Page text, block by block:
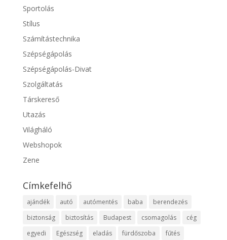
Sportolás
Stílus
Számítástechnika
Szépségápolás
Szépségápolás-Divat
Szolgáltatás
Társkereső
Utazás
Világháló
Webshopok
Zene
Címkefelhő
ajándék autó autómentés baba
berendezés
biztonság
biztosítás Budapest csomagolás
cég
egyedi
Egészség eladás fürdőszoba fűtés